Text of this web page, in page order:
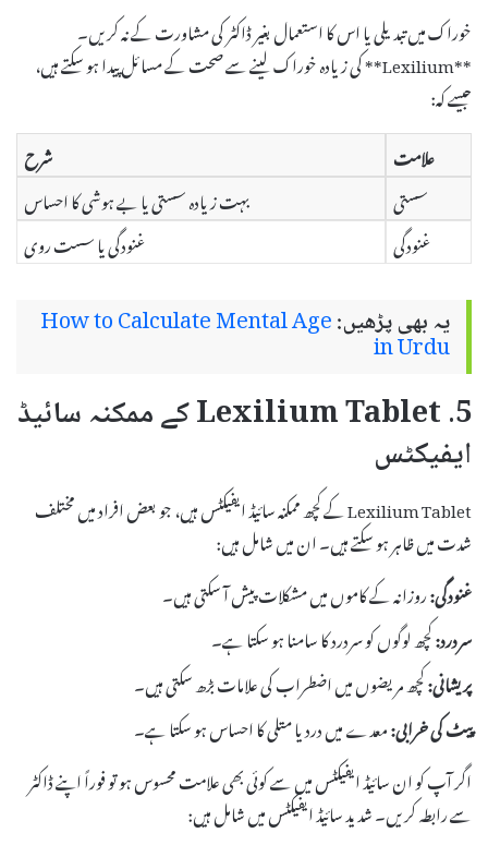
خوراک میں تبدیلی یا اس کا استعمال بغیر ڈاکٹر کی مشاورت کے نہ کریں۔
**Lexilium** کی زیادہ خوراک لینے سے صحت کے مسائل پیدا ہو سکتے ہیں،
جیسے کہ:
علامت
شرح
سستی
بہت زیادہ سستی یا بے ہوشی کا احساس
غنودگی
غنودگی یا سست روی
یہ بھی پڑھیں:How to Calculate Mental Age
in Urdu
5. Lexilium Tablet کے ممکنہ سائیڈ
ایفیکٹس
Lexilium Tablet کے کچھ ممکنہ سائیڈ ایفیکٹس ہیں، جو بعض افراد میں مختلف
شدت میں ظاہر ہو سکتے ہیں۔ ان میں شامل ہیں:
غنودگی:روزانہ کے کاموں میں مشکلات پیش آ سکتی ہیں۔
سردرد:کچھ لوگوں کو سردرد کا سامنا ہو سکتا ہے۔
پریشانی:کچھ مریضوں میں اضطراب کی علامات بڑھ سکتی ہیں۔
پیٹ کی خرابی:معدے میں درد یا متلی کا احساس ہو سکتا ہے۔
اگر آپ کو ان سائیڈ ایفیکٹس میں سے کوئی بھی علامت محسوس ہو تو فوراً اپنے ڈاکٹر
سے رابطہ کریں۔ شدید سائیڈ ایفیکٹس میں شامل ہیں: